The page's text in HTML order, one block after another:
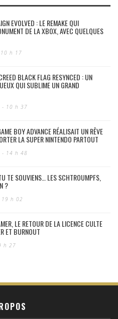
EVOLVED : LE REMAKE QUI
DE LA XBOX, AVEC QUELQUES
h 17
BLACK FLAG RESYNCED : UN
QUI SUBLIME UN GRAND
- 10 h 37
BOY ADVANCE RÉALISAIT UN RÊVE
LA SUPER NINTENDO PARTOUT
- 14 h 48
TE SOUVIENS… LES SCHTROUMPFS,
?
h 02
LE RETOUR DE LA LICENCE CULTE
ET BURNOUT
h 27